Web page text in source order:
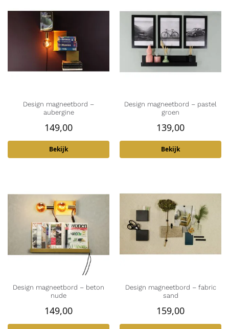
Design magneetbord –
aubergine
149,00
Bekijk
Design magneetbord – pastel
groen
139,00
Bekijk
Design magneetbord – beton
nude
149,00
Design magneetbord – fabric
sand
159,00